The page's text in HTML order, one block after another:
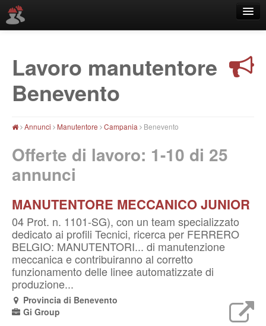
Località
Lavoro manutentore
Benevento
Annunci Manutentore Campania Benevento
Offerte di lavoro: 1-10 di 25
annunci
MANUTENTORE MECCANICO JUNIOR
04 Prot. n. 1101-SG), con un team specializzato
dedicato ai profili Tecnici, ricerca per FERRERO
BELGIO: MANUTENTORI... di manutenzione
meccanica e contribuiranno al corretto
funzionamento delle linee automatizzate di
produzione...
Provincia di Benevento
Gi Group